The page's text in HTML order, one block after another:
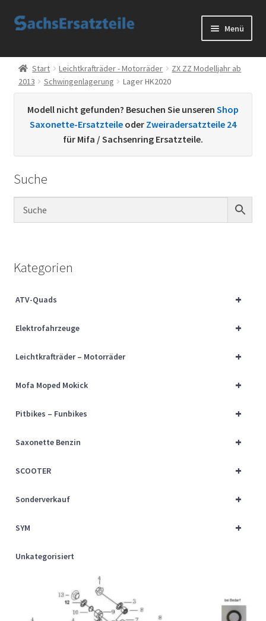
Zur
Zum
Menü
Start
AGB
Datenschutzerklärung
Kontakt
Sachs Ersatzteile
Über uns
Start Leichtkrafträder - Motorräder
ZX ZZ Modelljahr ab
2013
Schwingenlagerung Lager HK2020
Modell nicht gefunden? Besuchen Sie unseren Shop
Saxonette-Ersatzteile oder Zweiradersatzteile 24
für Mifa / Sachsenring Ersatzteile.
Suche
Kategorien
+
ATV-Quads
+
Elektrofahrzeuge
+
Leichtkrafträder – Motorräder
+
Mofa Moped Mokick
+
Pitbikes – Funbikes
+
Saxonette Benzin
+
SCOOTER
+
Sonderverkauf
+
SYM
Unkategorisiert